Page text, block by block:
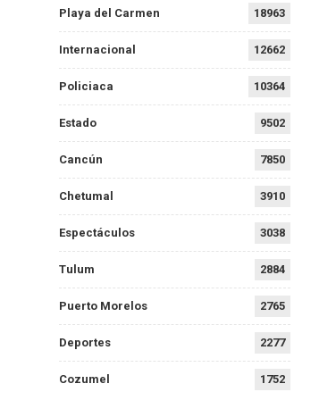
Playa del Carmen 18963
Internacional 12662
Policiaca 10364
Estado 9502
Cancún 7850
Chetumal 3910
Espectáculos 3038
Tulum 2884
Puerto Morelos 2765
Deportes 2277
Cozumel 1752